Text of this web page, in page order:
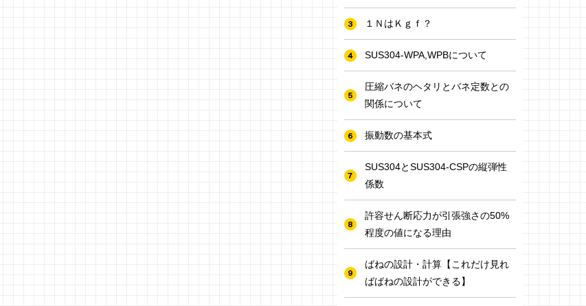
１ＮはＫｇｆ？
SUS304-WPA,WPBについて
圧縮バネのヘタリとバネ定数との
関係について
振動数の基本式
SUS304とSUS304-CSPの縦弾性
係数
許容せん断応力が引張強さの50%
程度の値になる理由
ばねの設計・計算【これだけ見れ
ばばねの設計ができる】